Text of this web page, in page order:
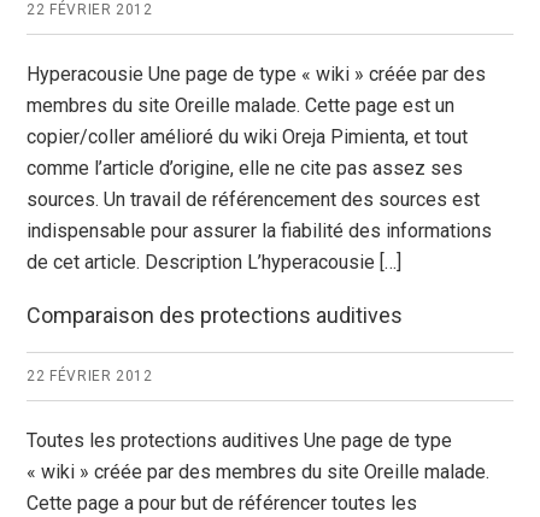
22 FÉVRIER 2012
Hyperacousie Une page de type « wiki » créée par des
membres du site Oreille malade. Cette page est un
copier/coller amélioré du wiki Oreja Pimienta, et tout
comme l’article d’origine, elle ne cite pas assez ses
sources. Un travail de référencement des sources est
indispensable pour assurer la fiabilité des informations
de cet article. Description L’hyperacousie […]
Comparaison des protections auditives
22 FÉVRIER 2012
Toutes les protections auditives Une page de type
« wiki » créée par des membres du site Oreille malade.
Cette page a pour but de référencer toutes les